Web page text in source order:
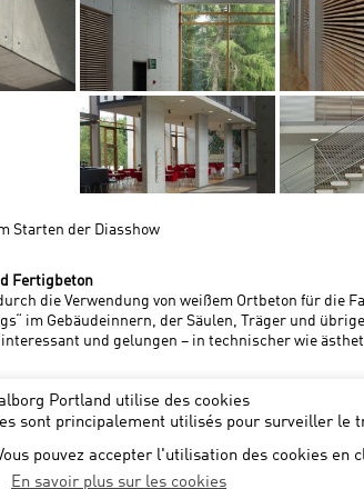
Starten der Diasshow
Fertigbeton
die Verwendung von weißem Ortbeton für die
im Gebäudeinnern, der Säulen, Träger und
und gelungen – in technischer wie
Portland utilise des cookies
sont principalement utilisés pour surveiller le
pouvez accepter l'utilisation des cookies
En savoir plus sur les cookies